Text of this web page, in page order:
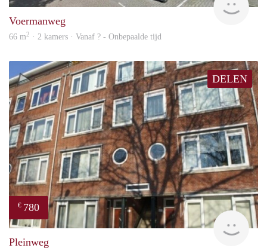
Voermanweg
66 m2 · 2 kamers · Vanaf ? - Onbepaalde tijd
DELEN
€ 780
Pleinweg